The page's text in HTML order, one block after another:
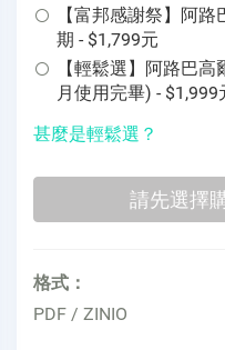
【富邦感謝祭】阿
期 - $1,799元
【輕鬆選】阿路巴
月使用完畢) - $1,999
甚麼是輕鬆選？
格式：
PDF / ZINIO